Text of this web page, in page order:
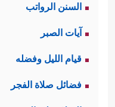
السنن الرواتب
آيات الصبر
قيام الليل وفضله
فضائل صلاة الفجر